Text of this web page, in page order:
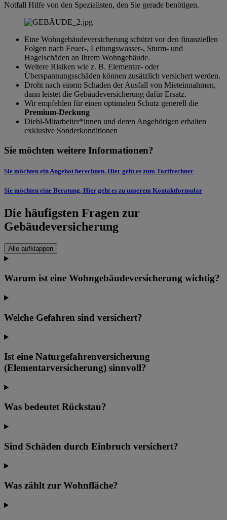
Notfall Hilfe von den Spezialisten, den Sie gerade benötigen.
Eine Wohngebäudeversicherung schützt vor den finanziellen
Folgen nach Feuer-, Leitungswasser-, Sturm- und
Hagelschäden an Ihrem Wohngebäude.
Weitere Risiken wie z. B. Elementar- oder
Überspannungsschäden können zusätzlich versichert werden.
Droht nach einem Schaden der Ausfall von Mieteinnahmen,
dann leistet die Gebäudeversicherung dafür Ersatz.
Wir empfehlen für einen optimalen Schutz generell die
Premium-Deckung
Diehl-Mitarbeiter*innen und deren Angehörigen erhalten
exklusive Sonderkonditionen
Sie möchten weitere Informationen?
Sie möchten ein Angebot berechnen. Hier geht es zum Tarifrechner
Sie möchten eine Beratung. Hier geht es zu unserem Kontaktformular
Die häufigsten Fragen zur
Gebäudeversicherung
Alle aufklappen
Warum ist eine Wohngebäudeversicherung wichtig?
Welche Gefahren sind versichert?
Ist eine Naturgefahrenversicherung
(Elementarversicherung) sinnvoll?
Was bedeutet Rückstau?
Sind Schäden durch Einbruch versichert?
Was zählt zur Wohnfläche?